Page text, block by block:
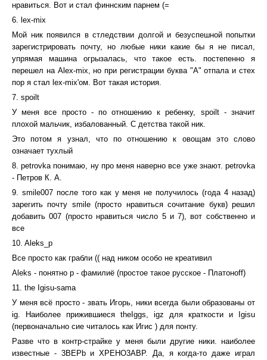
нравиться. Вот и стал финнским парнем (=
6. lex-mix
Мой ник появился в стледствии долгой и безуспешной попытки
зарегистрировать почту, но любые ники какие бы я не писал,
упрямая машина огрызалась, что такое есть. постепенно я
перешел на Alex-mix, но при регистрации буква "А" отпала и стех
пор я стал lex-mix'ом. Вот такая история.
7. spoilt
У меня все просто - по отношению к ребенку, spoilt - значит
плохой мальчик, избалованный. С детства такой ник.
Это потом я узнал, что по отношению к овощам это слово
означает тухлый
8. petrovka понимаю, ну про меня наверно все уже знают. petrovka
- Петров К. А.
9. smile007 после того как у меня не получилось (года 4 назад)
зарегить почту smile (просто нравиться сочитание букв) решил
добавить 007 (просто нравиться число 5 и 7), вот собственно и
все
10. Aleks_p
Все просто как грабли (( над ником особо не креативил
Aleks - понятно p - фамилиё (простое такое русское - Платоноff)
11. the Igisu-sama
У меня всё просто - звать Игорь, ники всегда были образованы от
ig. Наиболее прижившиеся theIggs, igz для краткости и Igisu
(первоначально сие читалось как Игис ) для понту.
Разве что в контр-страйке у меня были другие ники. наиболее
известные - 3BEPb и XPEHO3ABP. Да, я когда-то даже играл